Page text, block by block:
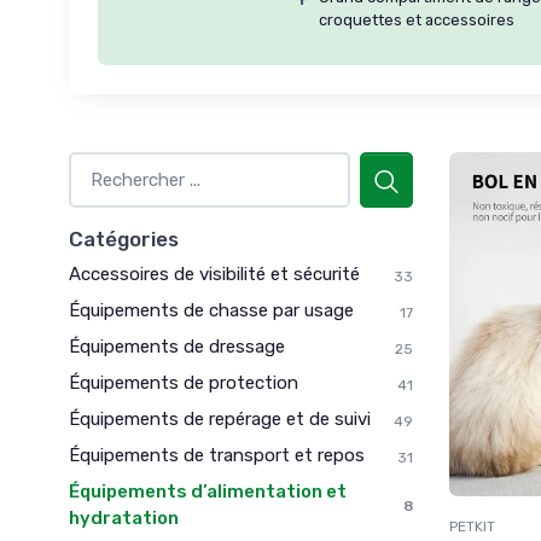
croquettes et accessoires
Catégories
Accessoires de visibilité et sécurité 33
Équipements de chasse par usage 17
Équipements de dressage 25
Équipements de protection 41
Équipements de repérage et de suivi 49
Équipements de transport et repos 31
Équipements d’alimentation et
hydratation
8
PETKIT